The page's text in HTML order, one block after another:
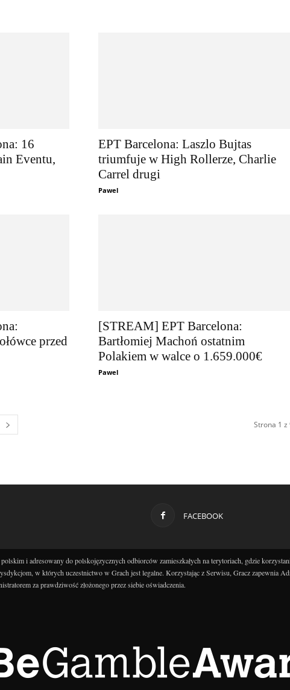
16
Eventu,
EPT Barcelona: Laszlo Bujtas
triumfuje w High Rollerze, Charlie
Carrel drugi
Pawel
przed
[STREAM] EPT Barcelona:
Bartłomiej Machoń ostatnim
Polakiem w walce o 1.659.000€
Pawel
Strona 1 z
FACEBOOK
i adresowany do polskojęzycznych odbiorców zamieszkałych na terytoriach, gdzie
w których uczestnictwo w Grach jest legalne. Korzystając z Serwisu, Gracz zapewnia
za prawdziwość złożonego przez siebie oświadczenia.